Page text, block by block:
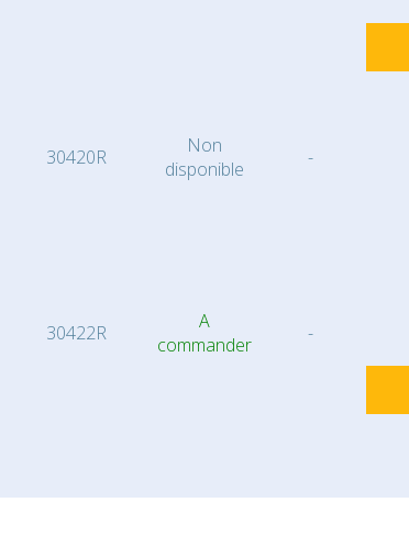
30420R
Non
disponible
-
30422R
A
commander
-